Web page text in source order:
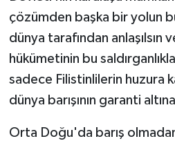
çözümden başka bir yolun
dünya tarafından anlaşılsın
hükümetinin bu
sadece Filistinlilerin huzura
dünya barışının garanti
Orta Doğu'da barış